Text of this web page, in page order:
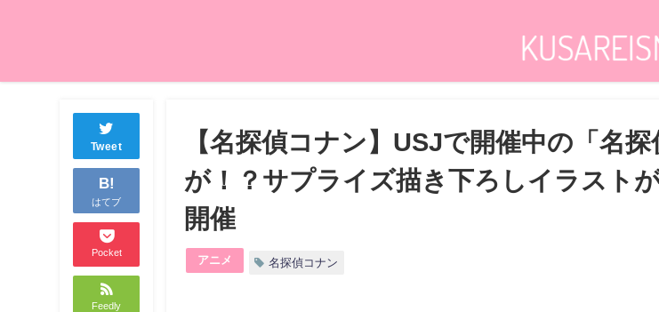
Tweet
B!
はてブ
Pocket
Feedly
【名探偵コナン】USJで開催中の「名
が！？サプライズ描き下ろしイラスト
開催
アニメ 名探偵コナン